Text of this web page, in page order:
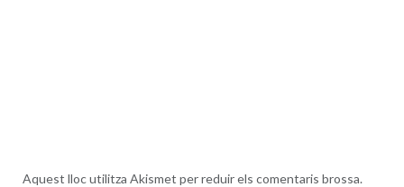
Aquest lloc utilitza Akismet per reduir els comentaris brossa.